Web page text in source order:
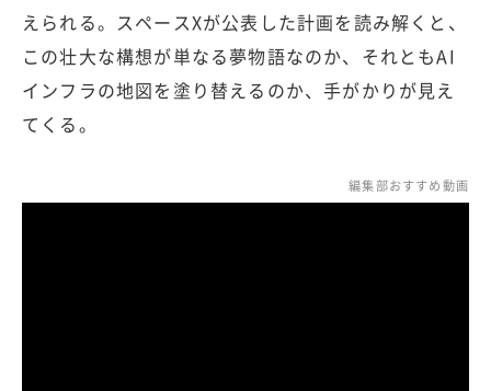
えられる。スペースXが公表した計画を読み解くと、
この壮大な構想が単なる夢物語なのか、それともAI
インフラの地図を塗り替えるのか、手がかりが見え
てくる。
編集部おすすめ動画